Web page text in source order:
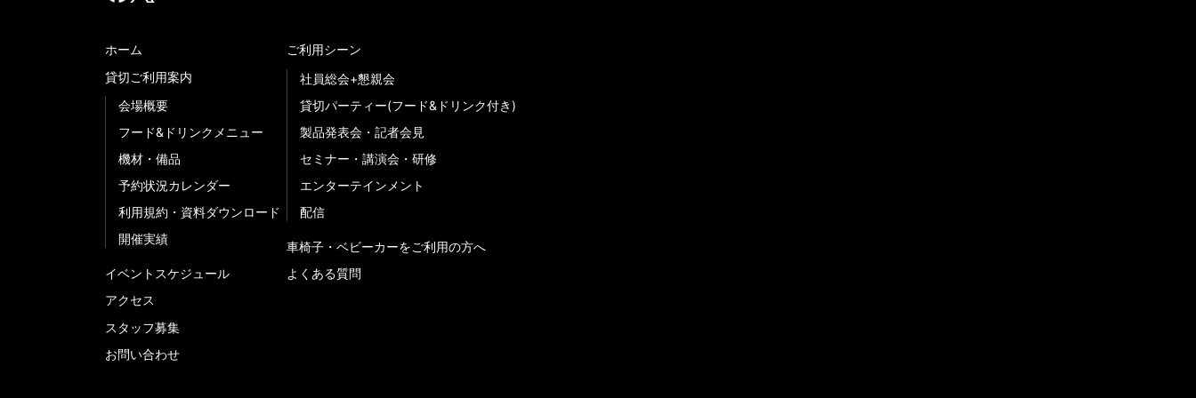
ホーム
貸切ご利用案内
会場概要
フード&ドリンクメニュー
機材・備品
予約状況カレンダー
利用規約・資料ダウンロード
開催実績
イベントスケジュール
アクセス
スタッフ募集
お問い合わせ
ご利用シーン
社員総会+懇親会
貸切パーティー(フード&ドリンク付き)
製品発表会・記者会見
セミナー・講演会・研修
エンターテインメント
配信
車椅子・ベビーカーをご利用の方へ
よくある質問